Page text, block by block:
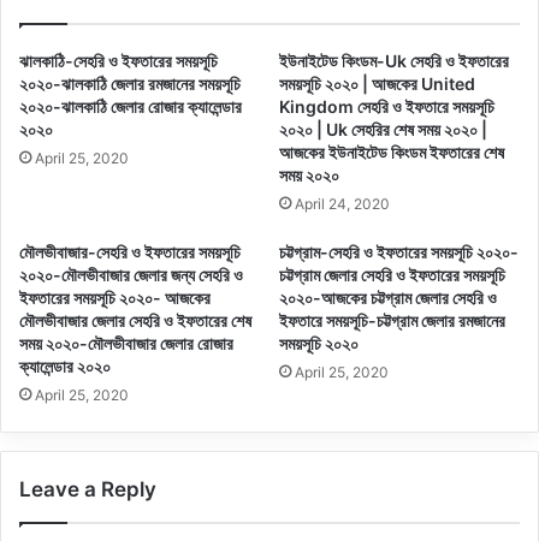
ঝালকাঠি-সেহরি ও ইফতারের সময়সূচি
২০২০-ঝালকাঠি জেলার রমজানের সময়সূচি
২০২০-ঝালকাঠি জেলার রোজার ক্যালেন্ডার
২০২০
April 25, 2020
ইউনাইটেড কিংডম-Uk সেহরি ও ইফতারের
সময়সূচি ২০২০ | আজকের United
Kingdom সেহরি ও ইফতারে সময়সূচি
২০২০ | Uk সেহরির শেষ সময় ২০২০ |
আজকের ইউনাইটেড কিংডম ইফতারের শেষ
সময় ২০২০
April 24, 2020
মৌলভীবাজার-সেহরি ও ইফতারের সময়সূচি
২০২০-মৌলভীবাজার জেলার জন্য সেহরি ও
ইফতারের সময়সূচি ২০২০- আজকের
মৌলভীবাজার জেলার সেহরি ও ইফতারের শেষ
সময় ২০২০-মৌলভীবাজার জেলার রোজার
ক্যালেন্ডার ২০২০
April 25, 2020
চট্টগ্রাম-সেহরি ও ইফতারের সময়সূচি ২০২০-
চট্টগ্রাম জেলার সেহরি ও ইফতারের সময়সূচি
২০২০-আজকের চট্টগ্রাম জেলার সেহরি ও
ইফতারে সময়সূচি-চট্টগ্রাম জেলার রমজানের
সময়সূচি ২০২০
April 25, 2020
Leave a Reply